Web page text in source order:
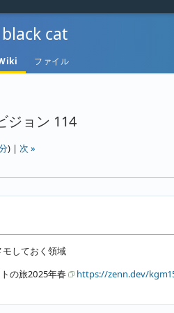
cat
ファイル
ジョン 114
) | 次 »
しておく領域
の旅2025年春
https://zenn.dev/